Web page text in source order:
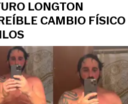
LONGTON
CAMBIO FÍSICO